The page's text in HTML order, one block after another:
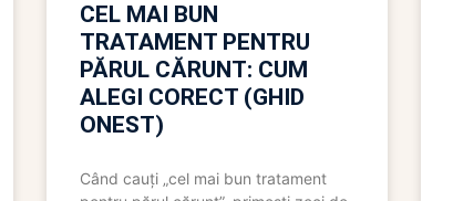
CEL MAI BUN
TRATAMENT PENTRU
PĂRUL CĂRUNT: CUM
ALEGI CORECT (GHID
ONEST)
Când cauți „cel mai bun tratament